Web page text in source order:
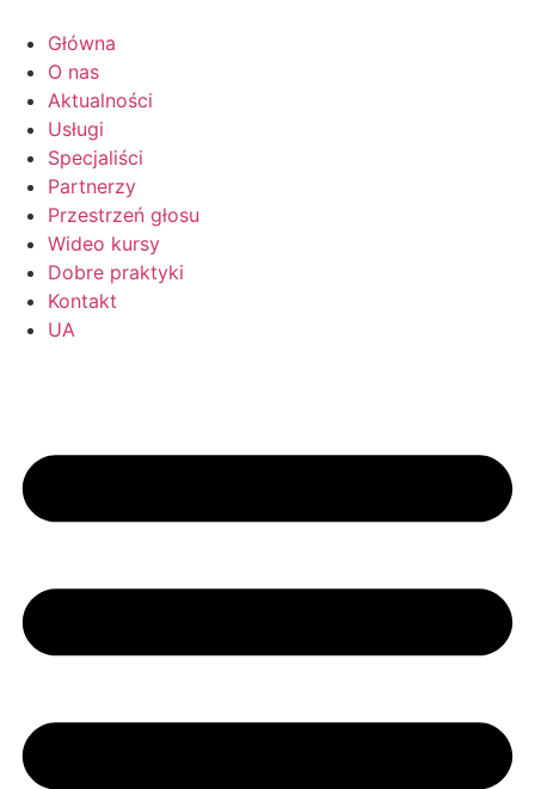
treści
Główna
O nas
Aktualności
Usługi
Specjaliści
Partnerzy
Przestrzeń głosu
Wideo kursy
Dobre praktyki
Kontakt
UA